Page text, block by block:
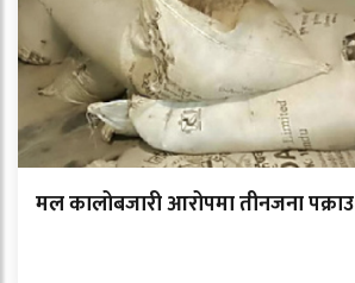
मल कालोबजारी आरोपमा तीनजना पक्राउ